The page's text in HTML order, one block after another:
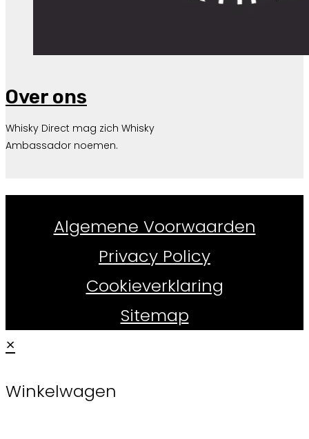
Over ons
Whisky Direct mag zich Whisky
Ambassador noemen.
Algemene Voorwaarden
Privacy Policy
Cookieverklaring
Sitemap
×
Winkelwagen